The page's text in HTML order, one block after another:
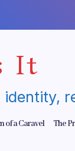
It
of a Caravel The